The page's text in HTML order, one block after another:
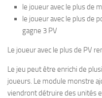
le joueur avec le plus de
le joueur avec le plus de
gagne 3 PV
Le joueur avec le plus de PV
Le jeu peut être enrichi de
joueurs. Le module monstre
viendront détruire des unités